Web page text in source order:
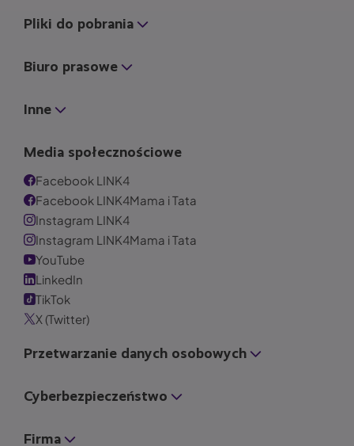
Pliki do pobrania
Biuro prasowe
Inne
Media społecznościowe
Facebook LINK4
Facebook LINK4Mama i Tata
Instagram LINK4
Instagram LINK4Mama i Tata
YouTube
LinkedIn
TikTok
X (Twitter)
Przetwarzanie danych osobowych
Cyberbezpieczeństwo
Firma